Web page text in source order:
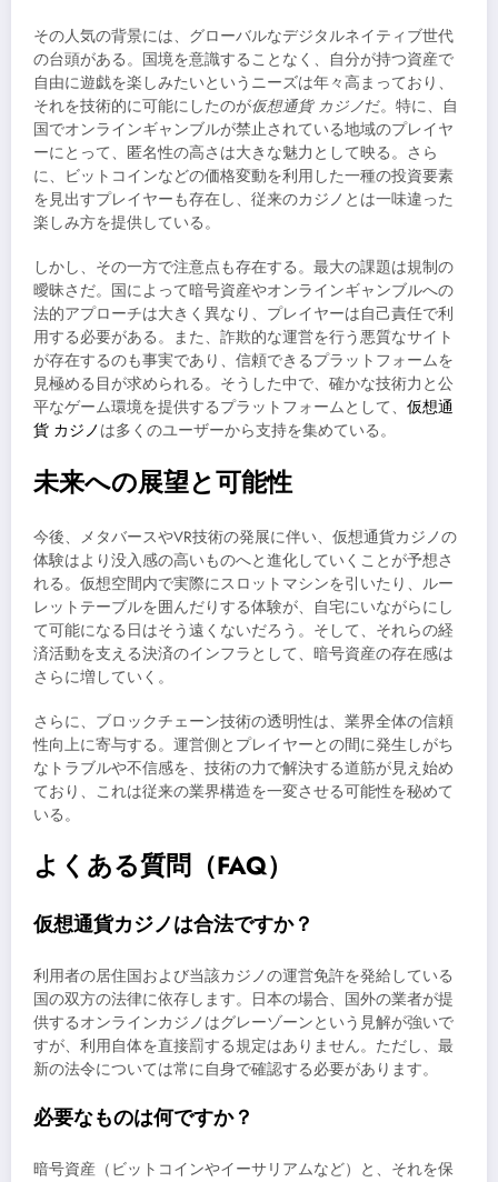
その人気の背景には、グローバルなデジタルネイティブ世代
の台頭がある。国境を意識することなく、自分が持つ資産で
自由に遊戯を楽しみたいというニーズは年々高まっており、
それを技術的に可能にしたのが仮想通貨 カジノだ。特に、自
国でオンラインギャンブルが禁止されている地域のプレイヤ
ーにとって、匿名性の高さは大きな魅力として映る。さら
に、ビットコインなどの価格変動を利用した一種の投資要素
を見出すプレイヤーも存在し、従来のカジノとは一味違った
楽しみ方を提供している。
しかし、その一方で注意点も存在する。最大の課題は規制の
曖昧さだ。国によって暗号資産やオンラインギャンブルへの
法的アプローチは大きく異なり、プレイヤーは自己責任で利
用する必要がある。また、詐欺的な運営を行う悪質なサイト
が存在するのも事実であり、信頼できるプラットフォームを
見極める目が求められる。そうした中で、確かな技術力と公
平なゲーム環境を提供するプラットフォームとして、 仮想通
貨 カジノ は多くのユーザーから支持を集めている。
未来への展望と可能性
今後、メタバースやVR技術の発展に伴い、仮想通貨カジノの
体験はより没入感の高いものへと進化していくことが予想さ
れる。仮想空間内で実際にスロットマシンを引いたり、ルー
レットテーブルを囲んだりする体験が、自宅にいながらにし
て可能になる日はそう遠くないだろう。そして、それらの経
済活動を支える決済のインフラとして、暗号資産の存在感は
さらに増していく。
さらに、ブロックチェーン技術の透明性は、業界全体の信頼
性向上に寄与する。運営側とプレイヤーとの間に発生しがち
なトラブルや不信感を、技術の力で解決する道筋が見え始め
ており、これは従来の業界構造を一変させる可能性を秘めて
いる。
よくある質問（FAQ）
仮想通貨カジノは合法ですか？
利用者の居住国および当該カジノの運営免許を発給している
国の双方の法律に依存します。日本の場合、国外の業者が提
供するオンラインカジノはグレーゾーンという見解が強いで
すが、利用自体を直接罰する規定はありません。ただし、最
新の法令については常に自身で確認する必要があります。
必要なものは何ですか？
暗号資産（ビットコインやイーサリアムなど）と、それを保